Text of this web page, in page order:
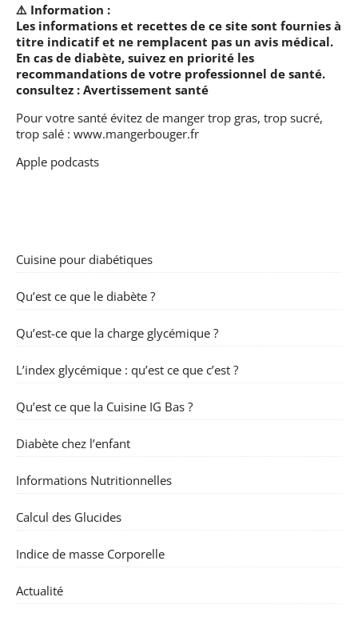
⚠️ Information :
Les informations et recettes de ce site sont fournies à
titre indicatif et ne remplacent pas un avis médical.
En cas de diabète, suivez en priorité les
recommandations de votre professionnel de santé.
consultez : Avertissement santé
Pour votre santé évitez de manger trop gras, trop sucré,
trop salé : www.mangerbouger.fr
Apple podcasts
Cuisine pour diabétiques
Qu’est ce que le diabète ?
Qu’est-ce que la charge glycémique ?
L’index glycémique : qu’est ce que c’est ?
Qu’est ce que la Cuisine IG Bas ?
Diabète chez l’enfant
Informations Nutritionnelles
Calcul des Glucides
Indice de masse Corporelle
Actualité